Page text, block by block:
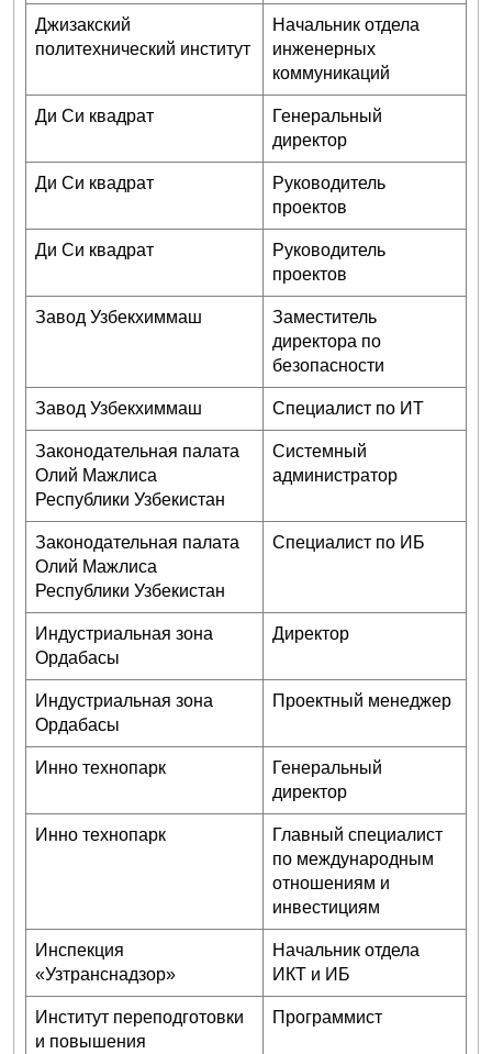
Джизакский
политехнический институт
Начальник отдела
инженерных
коммуникаций
Ди Си квадрат
Генеральный
директор
Ди Си квадрат
Руководитель
проектов
Ди Си квадрат
Руководитель
проектов
Завод Узбекхиммаш
Заместитель
директора по
безопасности
Завод Узбекхиммаш Специалист по ИТ
Законодательная палата
Олий Мажлиса
Республики Узбекистан
Системный
администратор
Законодательная палата
Олий Мажлиса
Республики Узбекистан
Специалист по ИБ
Индустриальная зона
Ордабасы
Директор
Индустриальная зона
Ордабасы
Проектный менеджер
Инно технопарк
Генеральный
директор
Инно технопарк
Главный специалист
по международным
отношениям и
инвестициям
Инспекция
«Узтранснадзор»
Начальник отдела
ИКТ и ИБ
Институт переподготовки
и повышения
Программист